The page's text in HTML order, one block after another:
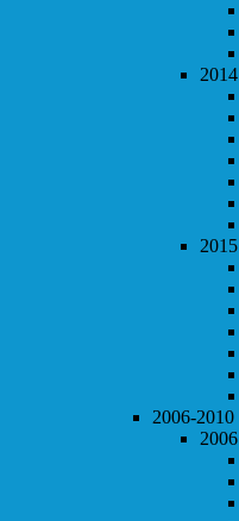
2014
2015
2006-2010
2006